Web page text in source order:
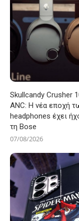
Skullcandy Crusher
ANC: Η νέα εποχή
headphones έχει
τη Bose
07/08/2026